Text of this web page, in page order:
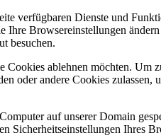
verfügbaren Dienste und
Ihre Browsereinstellungen
besuchen.
Cookies ablehnen möchten.
oder andere Cookies
auf unserer Domain
Sicherheitseinstellungen Ihres